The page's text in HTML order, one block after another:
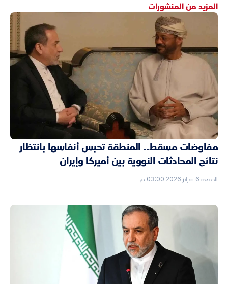
المزيد من المنشورات
مفاوضات مسقط.. المنطقة تحبس أنفاسها بانتظار
نتائج المحادثات النووية بين أميركا وإيران
الجمعة 6 فبراير 2026 03:00 م